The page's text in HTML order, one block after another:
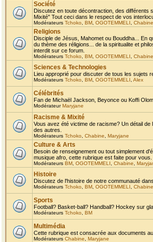
Société
Discutez en toute décontraction, des différents
Mixité" Tout ceci dans le respect de vos
Modérateurs Tchoko BM OGOTEMMELI Chabine
Religions
Disciple de Jésus, Mahomet ou Bouddha... En
du thème des réligions... de la spiritualite et
interdit sur ce forum.
Modérateurs Tchoko BM OGOTEMMELI Chabine
Sciences & Technologies
Lieu approprié pour discuter de tous les sujets
Modérateurs Tchoko BM OGOTEMMELI Alex
Célébrités
Fan de Michaël Jackson, Beyonce ou Koffi
ModérateurMaryjane
Racisme & Mixité
Vous avez été victime de racisme? Un détail
des autres.
Modérateurs Tchoko Chabine Maryjane
Culture & Arts
Besoin de renseignement ou tout simplement
musique afro, cette rubrique est faite pour vous.
Modérateurs BM OGOTEMMELI Chabine
Histoire
Discutez de l'histoire de notre communauté
Modérateurs Tchoko BM OGOTEMMELI Chabine
Sports
Football? Basket-ball? Handball? Hockey sur
Modérateurs Tchoko BM
Multimédia
Cette rubrique est consacrée aux documents
Modérateurs Chabine Maryjane